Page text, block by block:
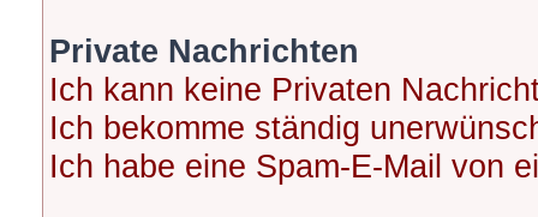
Private Nachrichten
Ich kann keine Privaten
Ich bekomme ständig
Ich habe eine Spam-E-Mail von